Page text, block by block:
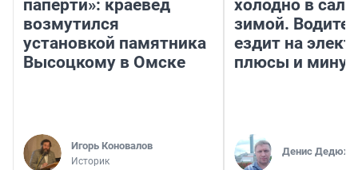
паперти»: краевед
возмутился
установкой памятника
Высоцкому в Омске
Игорь Коновалов
Историк
холодно в
зимой.
ездит на
плюсы и
Денис